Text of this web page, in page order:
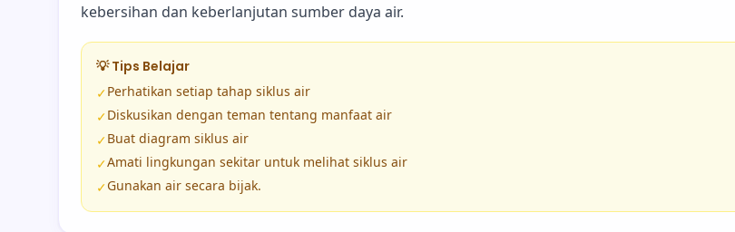
kebersihan dan keberlanjutan sumber daya air.
💡 Tips Belajar
✓Perhatikan setiap tahap siklus air
✓Diskusikan dengan teman tentang manfaat air
✓Buat diagram siklus air
✓Amati lingkungan sekitar untuk melihat siklus air
✓Gunakan air secara bijak.